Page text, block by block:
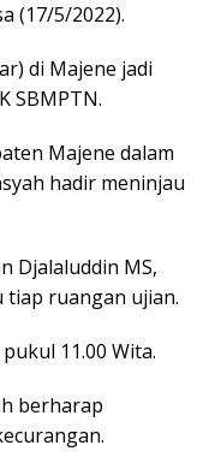
(17/5/2022).
di Majene jadi
SBMPTN.
Majene dalam
hadir meninjau
Djalaluddin MS,
tiap ruangan ujian.
11.00 Wita.
berharap